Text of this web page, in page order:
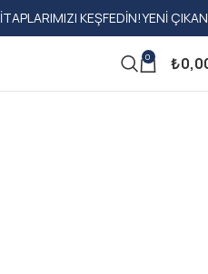
KEŞFEDIN!YENI ÇIKAN
0 ₺